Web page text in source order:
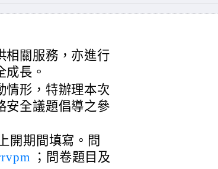
相關服務，亦進行
長。
情形，特辦理本次
安全議題倡導之參
開期間填寫。問
；問卷題目及